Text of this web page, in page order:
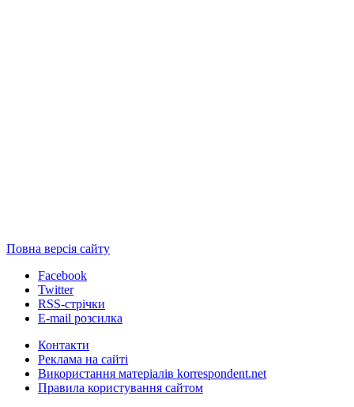
Повна версія сайту
Facebook
Twitter
RSS-стрічки
E-mail розсилка
Контакти
Реклама на сайті
Використання матеріалів korrespondent.net
Правила користування сайтом